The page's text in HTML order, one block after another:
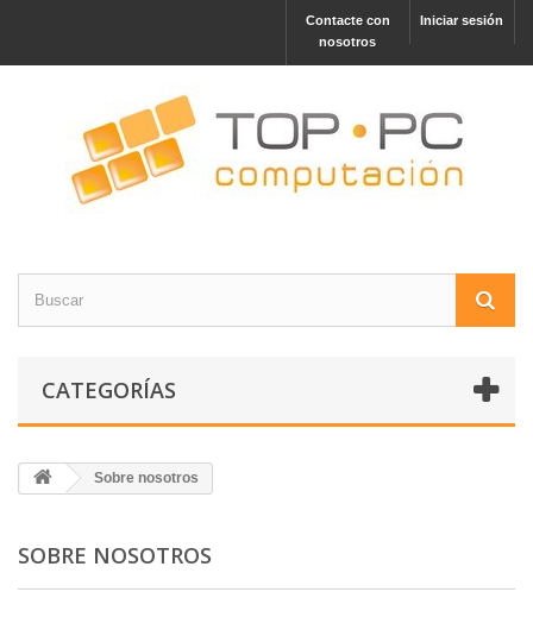
Iniciar sesión
Contacte con
nosotros
CATEGORÍAS
Sobre nosotros
SOBRE NOSOTROS